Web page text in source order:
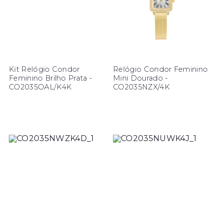
Kit Relógio Condor
Feminino Brilho Prata -
CO2035OAL/K4K
Relógio Condor Feminino
Mini Dourado -
CO2035NZX/4K